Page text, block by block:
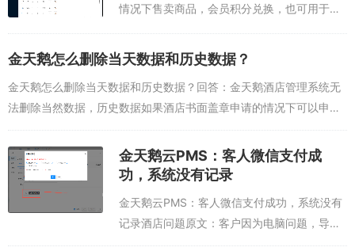
情况下售卖商品，会员积分兑换，也可用于财
统计。查询销售时间不能超过三十一天！1.添
加小商品后，可选择收款方式。目前支持现...
金天鹅怎么删除当天数据和历史数据？
金天鹅怎么删除当天数据和历史数据？回答：金天鹅酒店管理系统无
法删除当然数据，历史数据如果酒店书面盖章申请的情况下可以申请
清零，但是不能针对性删除或者增加数据，只能全部清零。酒店管理
系统是一个很严谨的软...金天鹅云PMS：客人微信支付成
功，系统没有记录
金天鹅云PMS：客人微信支付成功，系统没有
记录酒店问题原文：客户因为电脑问题，导致
微信支付成功，金天鹅软件上没有记录，这种